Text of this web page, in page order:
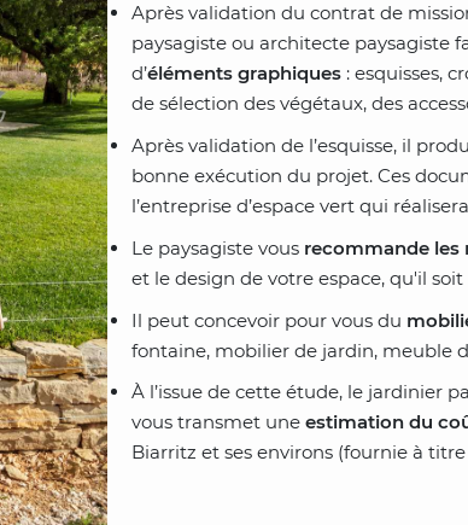
Après validation du contrat de
paysagiste ou architecte paysagiste
d’éléments graphiques : esquisses,
de sélection des végétaux, des
Après validation de l’esquisse, il
bonne exécution du projet. Ces
l’entreprise d’espace vert qui
Le paysagiste vous recommande les
et le design de votre espace, qu'il
Il peut concevoir pour vous du
fontaine, mobilier de jardin, meuble
À l’issue de cette étude, le jardinier
vous transmet uneestimation du
Biarritz et ses environs (fournie à